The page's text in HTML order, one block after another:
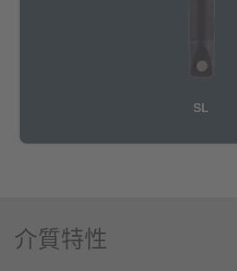
介質特性